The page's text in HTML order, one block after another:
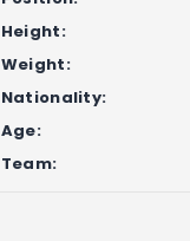
Height:
Weight:
Nationality:
Age:
Team: